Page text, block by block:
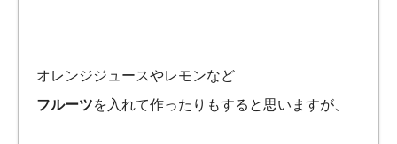
オレンジジュースやレモンなど
フルーツを入れて作ったりもすると思いますが、